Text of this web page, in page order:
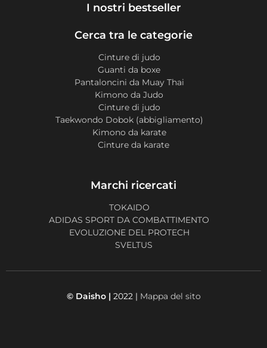
I nostri bestseller
Cerca tra le categorie
Cinture di judo
Guanti da boxe
Pantaloncini da Muay Thai
Kimono da Judo
Cinture di judo
Taekwondo Dobok (abbigliamento)
Kimono da karate
Cinture da karate
Marchi ricercati
TOKAIDO
ADIDAS SPORT DA COMBATTIMENTO
EVOLUZIONE DEL PROTECH
SVELTUS
© Daisho | 2022 | Mappa del sito